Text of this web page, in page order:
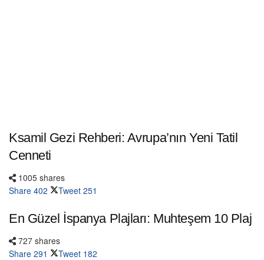
Ksamil Gezi Rehberi: Avrupa’nın Yeni Tatil
Cenneti
1005 shares
Share 402 Tweet 251
En Güzel İspanya Plajları: Muhteşem 10 Plaj
727 shares
Share 291 Tweet 182